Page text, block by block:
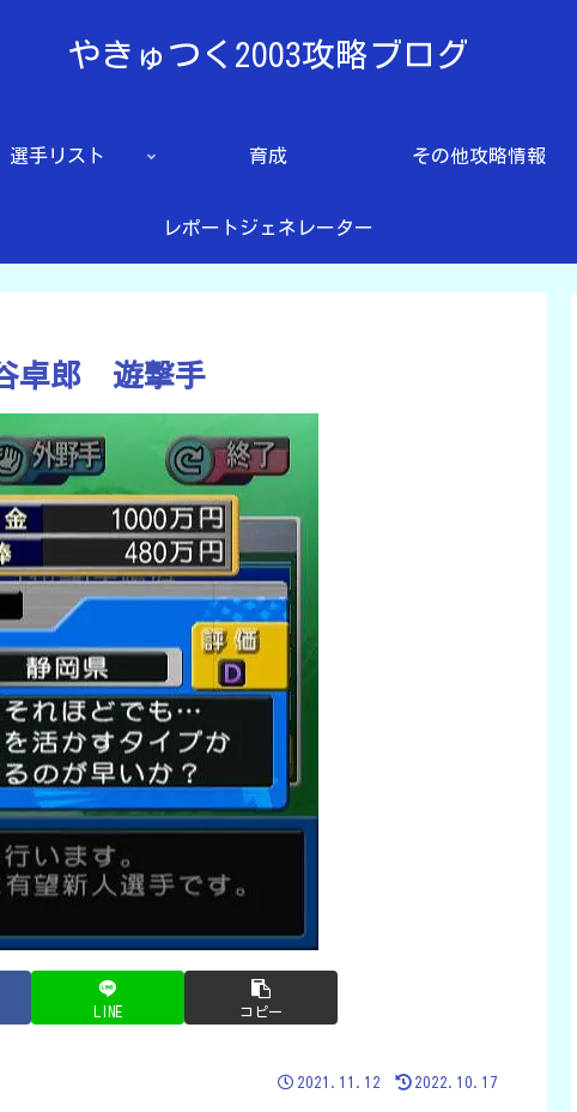
やきゅつく2003攻略ブログ
選手リスト 育成 その他攻略情報
レポートジェネレーター
卓郎 遊撃手
LINE コピー
2021.11.12 2022.10.17